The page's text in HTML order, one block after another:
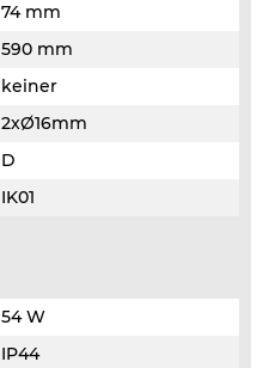
74 mm
590 mm
keiner
2xØ16mm
D
IK01
54 W
IP44